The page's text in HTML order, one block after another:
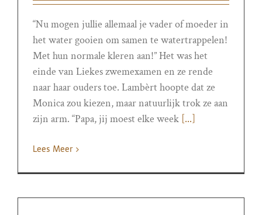
“Nu mogen jullie allemaal je vader of moeder in
het water gooien om samen te watertrappelen!
Met hun normale kleren aan!” Het was het
einde van Liekes zwemexamen en ze rende
naar haar ouders toe. Lambèrt hoopte dat ze
Monica zou kiezen, maar natuurlijk trok ze aan
zijn arm. “Papa, jij moest elke week [...]
Lees Meer